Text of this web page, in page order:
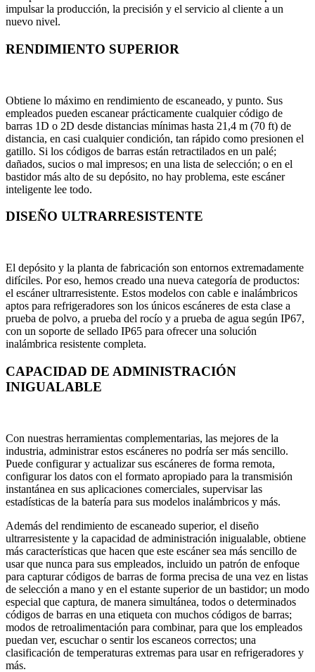
impulsar la producción, la precisión y el servicio al cliente a un
nuevo nivel.
RENDIMIENTO SUPERIOR
Obtiene lo máximo en rendimiento de escaneado, y punto. Sus
empleados pueden escanear prácticamente cualquier código de
barras 1D o 2D desde distancias mínimas hasta 21,4 m (70 ft) de
distancia, en casi cualquier condición, tan rápido como presionen el
gatillo. Si los códigos de barras están retractilados en un palé;
dañados, sucios o mal impresos; en una lista de selección; o en el
bastidor más alto de su depósito, no hay problema, este escáner
inteligente lee todo.
DISEÑO ULTRARRESISTENTE
El depósito y la planta de fabricación son entornos extremadamente
difíciles. Por eso, hemos creado una nueva categoría de productos:
el escáner ultrarresistente. Estos modelos con cable e inalámbricos
aptos para refrigeradores son los únicos escáneres de esta clase a
prueba de polvo, a prueba del rocío y a prueba de agua según IP67,
con un soporte de sellado IP65 para ofrecer una solución
inalámbrica resistente completa.
CAPACIDAD DE ADMINISTRACIÓN
INIGUALABLE
Con nuestras herramientas complementarias, las mejores de la
industria, administrar estos escáneres no podría ser más sencillo.
Puede configurar y actualizar sus escáneres de forma remota,
configurar los datos con el formato apropiado para la transmisión
instantánea en sus aplicaciones comerciales, supervisar las
estadísticas de la batería para sus modelos inalámbricos y más.
Además del rendimiento de escaneado superior, el diseño
ultrarresistente y la capacidad de administración inigualable, obtiene
más características que hacen que este escáner sea más sencillo de
usar que nunca para sus empleados, incluido un patrón de enfoque
para capturar códigos de barras de forma precisa de una vez en listas
de selección a mano y en el estante superior de un bastidor; un modo
especial que captura, de manera simultánea, todos o determinados
códigos de barras en una etiqueta con muchos códigos de barras;
modos de retroalimentación para combinar, para que los empleados
puedan ver, escuchar o sentir los escaneos correctos; una
clasificación de temperaturas extremas para usar en refrigeradores y
más.